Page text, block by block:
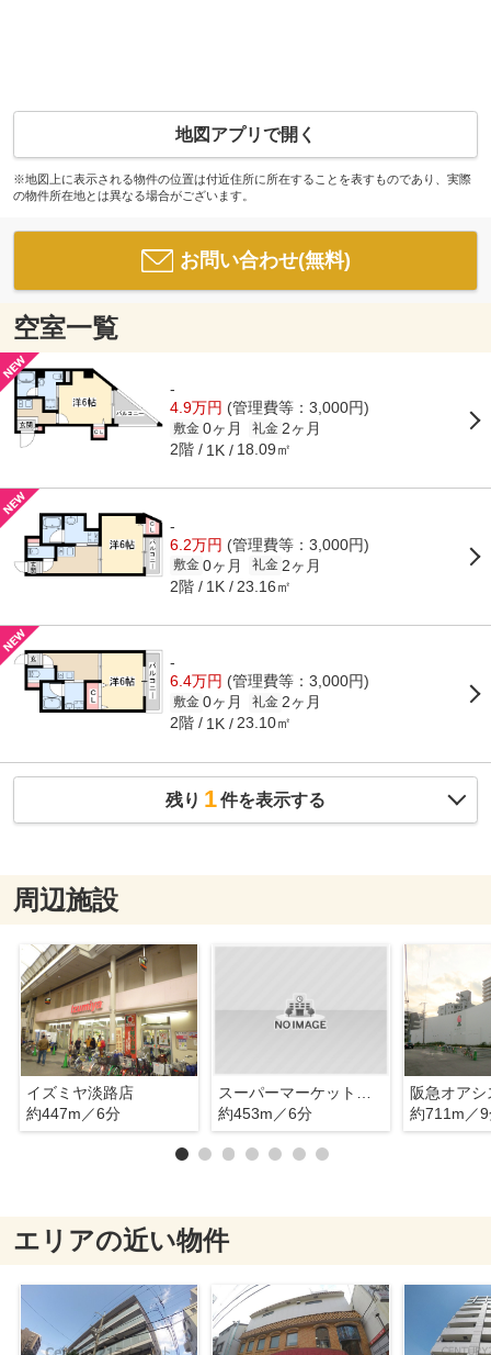
地図アプリで開く
※地図上に表示される物件の位置は付近住所に所在することを表すものであり、実際
の物件所在地とは異なる場合がございます。
お問い合わせ(無料)
空室一覧
-
4.9万円 (管理費等：3,000円)
敷金 0ヶ月 礼金 2ヶ月
2階 1K 18.09㎡
-
6.2万円 (管理費等：3,000円)
敷金 0ヶ月 礼金 2ヶ月
2階 1K 23.16㎡
-
6.4万円 (管理費等：3,000円)
敷金 0ヶ月 礼金 2ヶ月
2階 1K 23.10㎡
残り 1件を表示する
周辺施設
イズミヤ淡路店
約447m／6分
約453m／6分
阪急オア
約711m／
エリアの近い物件